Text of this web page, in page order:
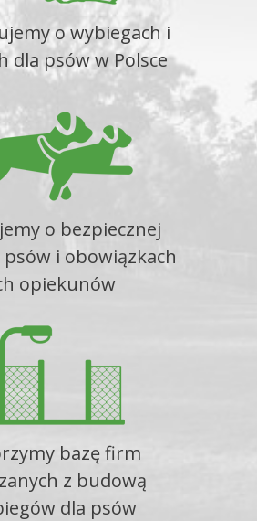
o wybiegach i
dla psów w Polsce
o bezpiecznej
i obowiązkach
opiekunów
bazę firm
z budową
dla psów